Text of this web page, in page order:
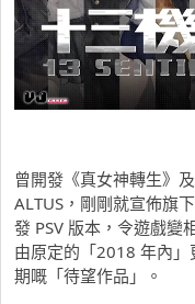
曾開發《真女神轉生》
ALTUS，剛剛就宣佈旗
發 PSV 版本，令遊戲變
由原定的「2018 年內
期嘅「待望作品」。